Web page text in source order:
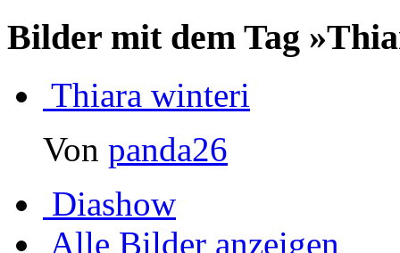
Bilder mit dem Tag
Thiara winteri
Von panda26
Diashow
Alle Bilder anzeigen